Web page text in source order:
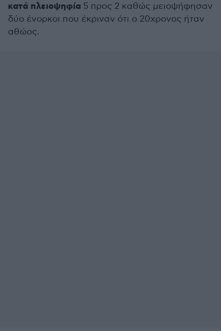
κατά πλειοψηφία 5 προς 2 καθώς μειοψήφησαν
δύο ένορκοι που έκριναν ότι ο 20χρονος ήταν
αθώος.